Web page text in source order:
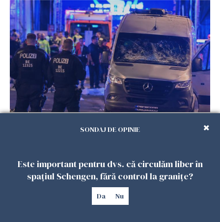
a intrat în mulțime. Un mort și 15 răniți
SONDAJ DE OPINIE
Este important pentru dvs. că circulăm liber în
spațiul Schengen, fără control la granițe?
Da Nu